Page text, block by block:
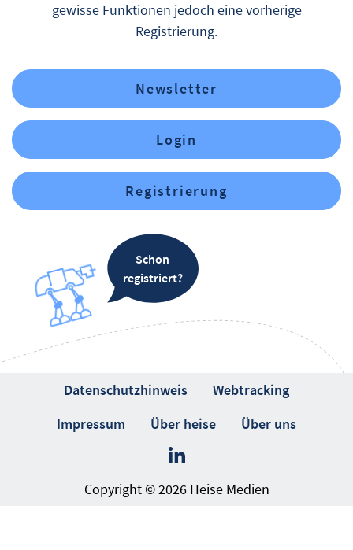
gewisse Funktionen jedoch eine vorherige
Registrierung.
Newsletter
Login
Registrierung
Schon
registriert?
Datenschutzhinweis
Webtracking
Impressum
Über heise Über uns
Copyright © 2026 Heise Medien